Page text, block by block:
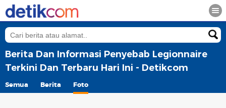
Berita Dan Informasi Penyebab Legionnaire
Terkini Dan Terbaru Hari Ini - Detikcom
Semua Berita Foto